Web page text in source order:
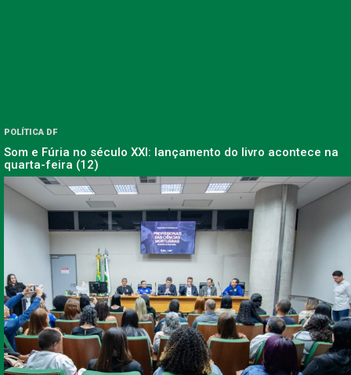
POLÍTICA DF
Som e Fúria no século XXI: lançamento do livro acontece na
quarta-feira (12)